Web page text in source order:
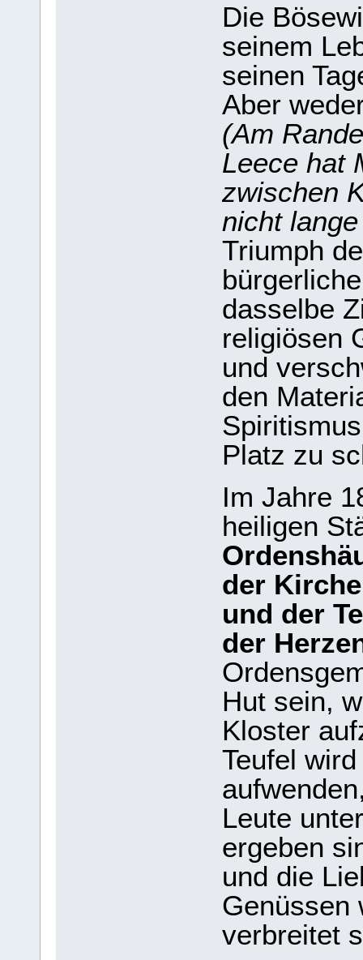
Die
seinem
seinen
Aber
(Am
Leece hat
zwischen
nicht
Triumph
dasselbe
religiösen
und
den
Platz zu
Im Jahre
heiligen
der
und der
der
Hut sein,
Kloster
Teufel
Leute
ergeben
und die
Genüssen
verbreitet